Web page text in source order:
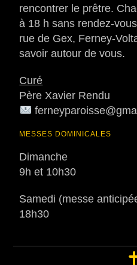
rencontrer le prêtre.
à 18 h sans rendez-
rue de Gex, Ferney-
savoir autour de vous.
Curé
Père Xavier Rendu
MESSES DOMINICALES
Dimanche
9h et 10h30
Samedi (messe
18h30